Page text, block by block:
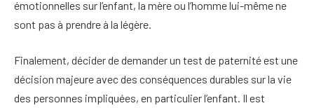
émotionnelles sur l’enfant, la mère ou l’homme lui-même ne
sont pas à prendre à la légère.
Finalement, décider de demander un test de paternité est une
décision majeure avec des conséquences durables sur la vie
des personnes impliquées, en particulier l’enfant. Il est